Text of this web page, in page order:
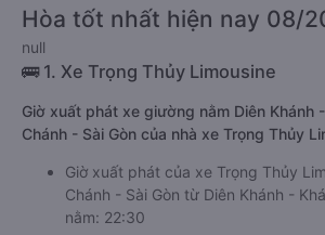
Hòa tốt nhất hiện nay 08/
null
🚌 1. Xe Trọng Thủy Limousine
Giờ xuất phát xe giường nằm Diên Khánh
Chánh - Sài Gòn của nhà xe Trọng Thủy
Giờ xuất phát của xe Trọng Thủy
Chánh - Sài Gòn từ Diên Khánh -
nằm: 22:30